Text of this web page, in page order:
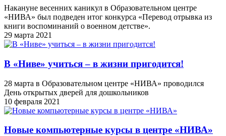
Накануне весенних каникул в Образовательном центре
«НИВА» был подведен итог конкурса «Перевод отрывка из
книги воспоминаний о военном детстве».
29 марта 2021
В «Ниве» учиться – в жизни пригодится!
28 марта в Образовательном центре «НИВА» проводился
День открытых дверей для дошкольников
10 февраля 2021
Новые компьютерные курсы в центре «НИВА»